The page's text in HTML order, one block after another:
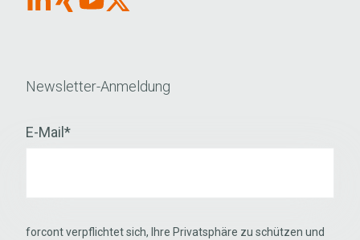
Link
Linkedin
Link
Xing
Link
Youtube
Link
Newsletter-Anmeldung
E-Mail *
forcont verpflichtet sich, Ihre Privatsphäre zu schützen und